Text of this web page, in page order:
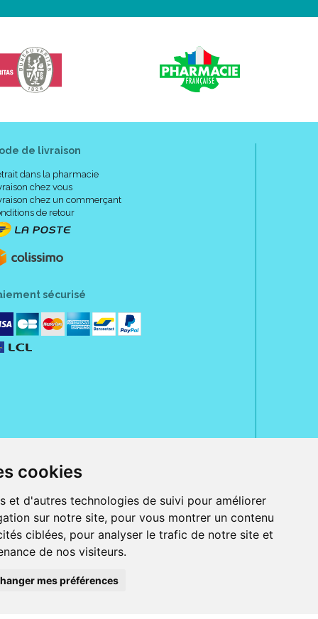
cookies
et d'autres technologies de suivi pour améliorer
sur notre site, pour vous montrer un contenu
ciblées, pour analyser le trafic de notre site et
de nos visiteurs.
mes préférences
de livraison
dans la pharmacie
chez vous
chez un commerçant
de retour
sécurisé
Jeanne d' Harcourt, 80300 Albert.
ordonnance.
et iPod touch), ou sur Google Play (pour Androïd 5.0 ou version
Bancontact, PayPal.
beauté et bien-être ainsi que différents services : suivi personnalisé,
la peau, des cheveux...), mesure de la glycémie, perruques.
Pharmactiv réunit près de 1500 adhérents pharmaciens autour d' un
médical sous sa marque BetterLife.